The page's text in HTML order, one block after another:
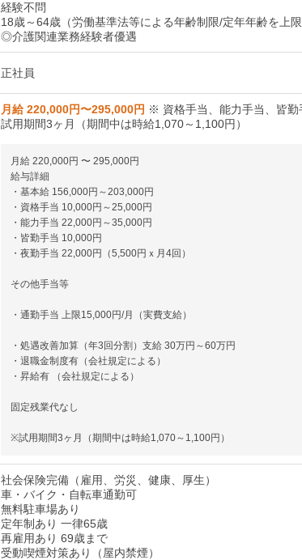
経験不問
18歳～64歳（労働基準法等による年齢制限/定年年齢を上限
◎介護関連業務経験者優遇
正社員
月給 220,000円〜295,000円 ※ 資格手当、能力手当、皆
試用期間3ヶ月（期間中は時給1,070～1,100円）
月給 220,000円 〜 295,000円
給与詳細
・基本給 156,000円～203,000円
・資格手当 10,000円～25,000円
・能力手当 22,000円～35,000円
・皆勤手当 10,000円
・夜勤手当 22,000円（5,500円ｘ月4回）
その他手当等
・通勤手当 上限15,000円/月（実費支給）
・処遇改善加算（年3回分割）支給 30万円～60万円
・退職金制度有（会社規定による）
・昇給有 （会社規定による）
固定残業代なし
※試用期間3ヶ月（期間中は時給1,070～1,100円）
社会保険完備（雇用、労災、健康、厚生）
車・バイク・自転車通勤可
無料駐車場あり
定年制あり 一律65歳
再雇用あり 69歳まで
受動喫煙対策あり（屋内禁煙）